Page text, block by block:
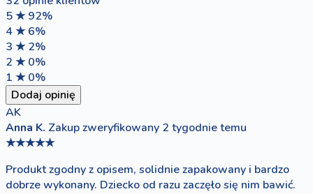
5 ★ 92%
4 ★ 6%
3 ★ 2%
2 ★ 0%
1 ★ 0%
Dodaj opinię
AK
Anna K. Zakup zweryfikowany 2 tygodnie temu
★★★★★
Produkt zgodny z opisem, solidnie zapakowany i bardzo
dobrze wykonany. Dziecko od razu zaczęło się nim bawić.